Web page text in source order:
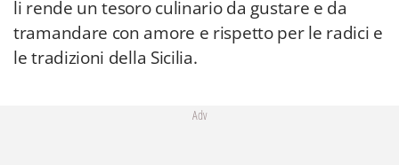
li rende un tesoro culinario da gustare e da
tramandare con amore e rispetto per le radici e
le tradizioni della Sicilia.
Adv